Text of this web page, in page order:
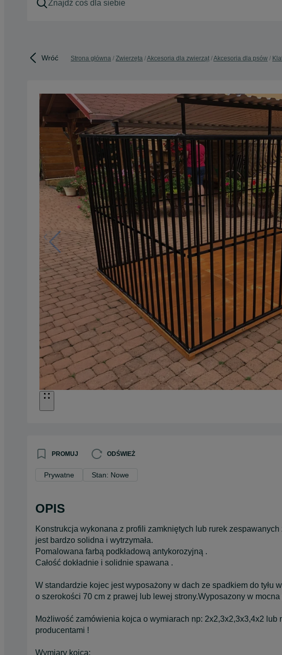
Wróć Strona główna Zwierzęta Akcesoria dla zwierząt Akcesoria dla psów
PROMUJ ODŚWIEŻ
Prywatne Stan: Nowe
OPIS
Konstrukcja wykonana z profili zamkniętych lub rurek
jest bardzo solidna i wytrzymała.
Pomalowana farbą podkładową antykorozyjną .
Całość dokładnie i solidnie spawana .
W standardzie kojec jest wyposażony w dach ze spadkiem do tyłu
o szerokości 70 cm z prawej lub lewej strony.Wyposazony w mocna
Możliwość zamówienia kojca o wymiarach np: 2x2,3x2,3x3,4x2 lub
producentami !
Wymiary kojca: